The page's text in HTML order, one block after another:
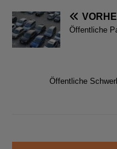
Öffentliche
Öffentliche